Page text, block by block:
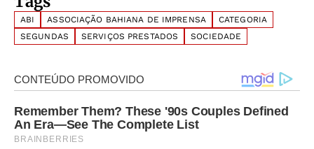
ABI ASSOCIAÇÃO BAHIANA DE IMPRENSA
CATEGORIA
SEGUNDAS
SERVIÇOS PRESTADOS SOCIEDADE